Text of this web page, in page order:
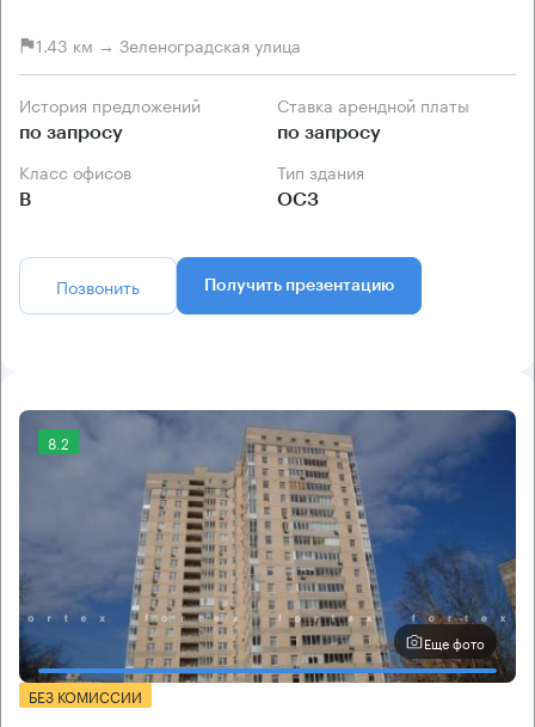
1.43 км → Зеленоградская улица
История предложений
по запросу
Ставка арендной платы
по запросу
Класс офисов
B
Тип здания
ОСЗ
Позвонить Получить презентацию
8.2
Еще фото
БЕЗ КОМИССИИ